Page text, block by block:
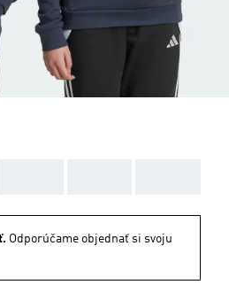
Odporúčame objednať si svoju